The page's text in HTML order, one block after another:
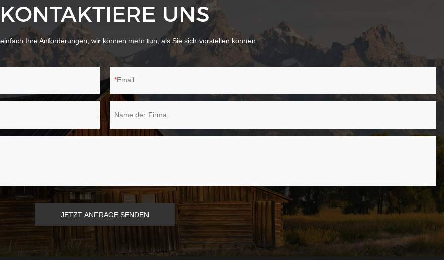
KONTAKTIERE UNS
Ihre Anforderungen, wir können mehr tun, als Sie sich vorstellen können.
Email
Name der Firma
JETZT ANFRAGE SENDEN